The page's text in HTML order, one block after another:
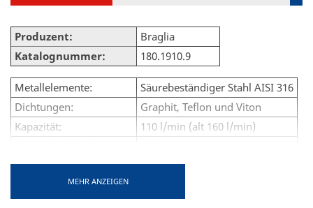
Produzent:
Braglia
Katalognummer:
180.1910.9
Metallelemente:
Säurebeständiger Stahl AISI 316
Dichtungen:
Graphit, Teflon und Viton
Kapazität:
110 l/min (alt 160 l/min)
Kontrolle:
12-V-Gleichstrommotor
Ventilüberlauf:MEHR ANZEIGEN